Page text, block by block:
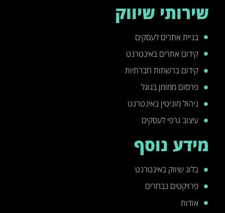
שירותי שיווק
בניית אתרים לעסקים
קידום אתרים באינטרנט
קידום ברשתות חברתיות
פרסום ממומן בגוגל
ניהול מוניטין באינטרנט
עיצוב גרפי לעסקים
מידע נוסף
בלוג שיווק באינטרנט
פרויקטים נבחרים
אודות